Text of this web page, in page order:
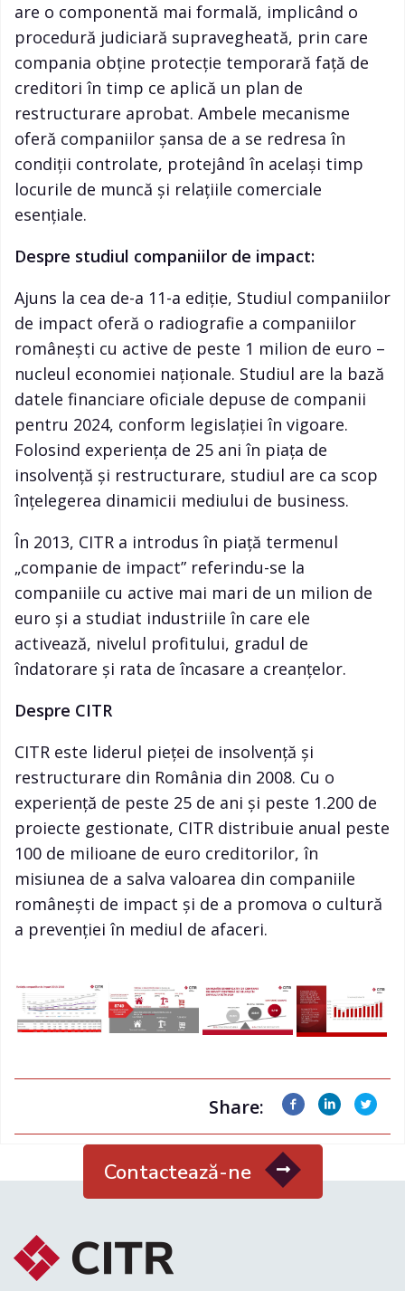
are o componentă mai formală, implicând o
procedură judiciară supravegheată, prin care
compania obține protecție temporară față de
creditori în timp ce aplică un plan de
restructurare aprobat. Ambele mecanisme
oferă companiilor șansa de a se redresa în
condiții controlate, protejând în același timp
locurile de muncă și relațiile comerciale
esențiale.
Despre studiul companiilor de impact:
Ajuns la cea de-a 11-a ediție, Studiul companiilor
de impact oferă o radiografie a companiilor
românești cu active de peste 1 milion de euro –
nucleul economiei naționale. Studiul are la bază
datele financiare oficiale depuse de companii
pentru 2024, conform legislației în vigoare.
Folosind experiența de 25 ani în piața de
insolvență și restructurare, studiul are ca scop
înțelegerea dinamicii mediului de business.
În 2013, CITR a introdus în piață termenul
„companie de impact” referindu-se la
companiile cu active mai mari de un milion de
euro și a studiat industriile în care ele
activează, nivelul profitului, gradul de
îndatorare și rata de încasare a creanțelor.
Despre CITR
CITR este liderul pieței de insolvență și
restructurare din România din 2008. Cu o
experiență de peste 25 de ani și peste 1.200 de
proiecte gestionate, CITR distribuie anual peste
100 de milioane de euro creditorilor, în
misiunea de a salva valoarea din companiile
românești de impact și de a promova o cultură
a prevenției în mediul de afaceri.
Share:
Contactează-ne